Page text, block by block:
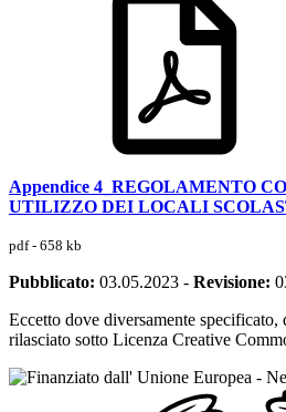
Appendice 4_REGOLAMENTO
UTILIZZO DEI LOCALI
pdf - 658 kb
Pubblicato: 03.05.2023 - Revisione:
Eccetto dove diversamente specificato,
rilasciato sotto Licenza Creative